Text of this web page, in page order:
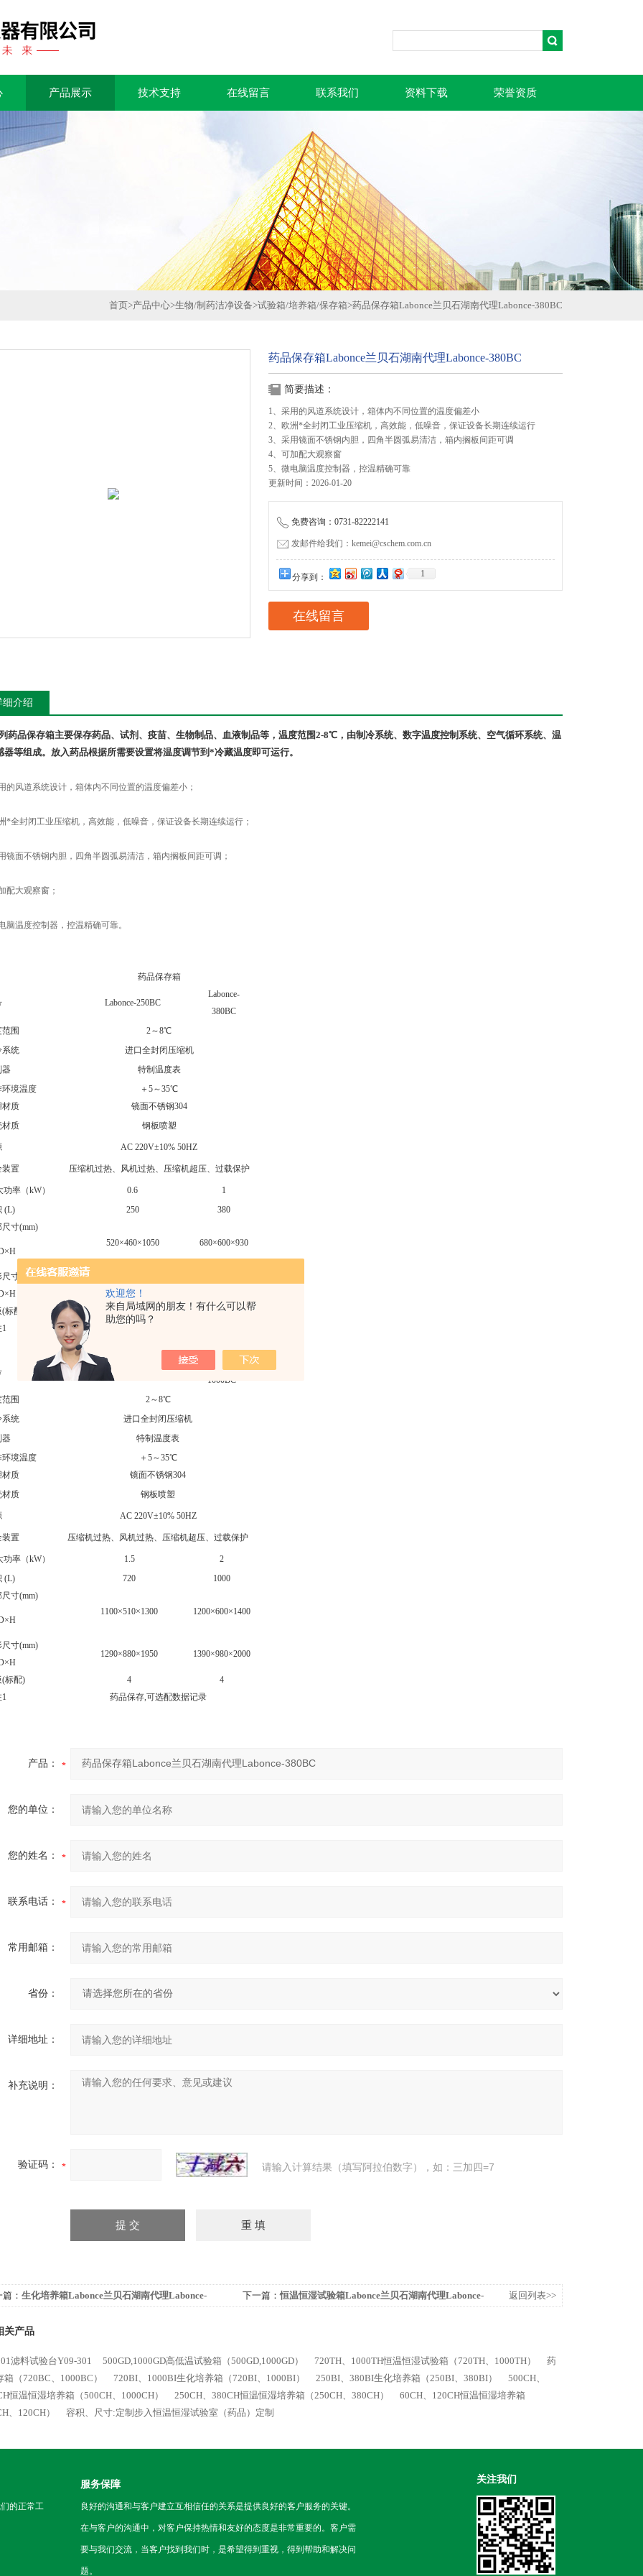
欢迎您！
来自局域网的朋友！有什么可以帮
助您的吗？
产品展示 技术支持 在线留言 联系我们 资料下载 荣誉资质
首页>产品中心>生物/制药洁净设备>试验箱/培养箱/保存箱>药品保存箱Labonce兰贝石湖南代理Labonce-380BC
药品保存箱Labonce兰贝石湖南代理Labonce-380BC
简要描述：
1、采用的风道系统设计，箱体内不同位置的温度偏差小
2、欧洲*全封闭工业压缩机，高效能，低噪音，保证设备长期连续运行
3、采用镜面不锈钢内胆，四角半圆弧易清洁，箱内搁板间距可调
4、可加配大观察窗
5、微电脑温度控制器，控温精确可靠
更新时间：2026-01-20
免费咨询：0731-82222141
发邮件给我们：kemei@cschem.com.cn
分享到： 1
在线留言
细介绍
药品保存箱主要保存药品、试剂、疫苗、生物制品、血液制品等，温度范围2-8℃，由制冷系统、数字温度控制系统、空气循环系统、温
器等组成。放入药品根据所需要设置将温度调节到*冷藏温度即可运行。
的风道系统设计，箱体内不同位置的温度偏差小；
*全封闭工业压缩机，高效能，低噪音，保证设备长期连续运行；
镜面不锈钢内胆，四角半圆弧易清洁，箱内搁板间距可调；
配大观察窗；
脑温度控制器，控温精确可靠。
药品保存箱
Labonce-250BC
Labonce-
380BC
围
2～8℃
统
进口全封闭压缩机
特制温度表
境温度
＋5～35℃
质
镜面不锈钢304
质
钢板喷塑
AC 220V±10% 50HZ
置 压缩机过热、风机过热、压缩机超压、过载保护
率（kW） 0.6
1
(L)
250
380
寸(mm)
520×460×1050
680×600×930
寸(mm)
620×690×1650
840×970×1800
配)
3
3
Labonce-720BC
1000BC
围
2～8℃
统
进口全封闭压缩机
特制温度表
境温度
＋5～35℃
质
镜面不锈钢304
质
钢板喷塑
AC 220V±10% 50HZ
置 压缩机过热、风机过热、压缩机超压、过载保护
率（kW） 1.5
2
(L)
720
1000
寸(mm)
1100×510×1300
1200×600×1400
寸(mm)
1290×880×1950
1390×980×2000
标配)
4
4
药品保存,可选配数据记录
产品：
您的单位：
您的姓名：
联系电话：
常用邮箱：
省份：
详细地址：
补充说明：
验证码： 请输入计算结果（填写阿拉伯数字），如：三加四=7
： 生化培养箱Labonce兰贝石湖南代理Labonce-
下一篇：恒温恒湿试验箱Labonce兰贝石湖南代理Labonce-
返回列表>>
关产品
滤料试验台Y09-301 500GD,1000GD高低温试验箱（500GD,1000GD） 720TH、1000TH恒温恒湿试验箱（720TH、1000TH）
药
箱（720BC、1000BC）
720BI、1000BI生化培养箱（720BI、1000BI） 250BI、380BI生化培养箱（250BI、380BI）
500CH、
恒温恒湿培养箱（500CH、1000CH）
250CH、380CH恒温恒湿培养箱（250CH、380CH）
60CH、120CH恒温恒湿培养箱
、120CH）
容积、尺寸:定制步入恒温恒湿试验室（药品）定制
的正常工
服务保障
良好的沟通和与客户建立互相信任的关系是提供良好的客户服务的关键。
在与客户的沟通中，对客户保持热情和友好的态度是非常重要的。客户需
要与我们交流，当客户找到我们时，是希望得到重视，得到帮助和解决问
题。
关注我们